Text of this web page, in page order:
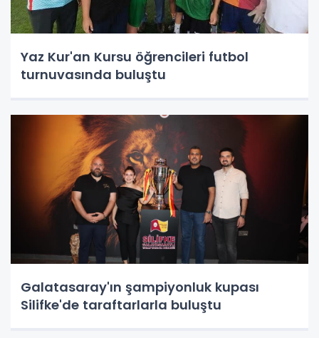
Yaz Kur'an Kursu öğrencileri futbol
turnuvasında buluştu
Galatasaray'ın şampiyonluk kupası
Silifke'de taraftarlarla buluştu